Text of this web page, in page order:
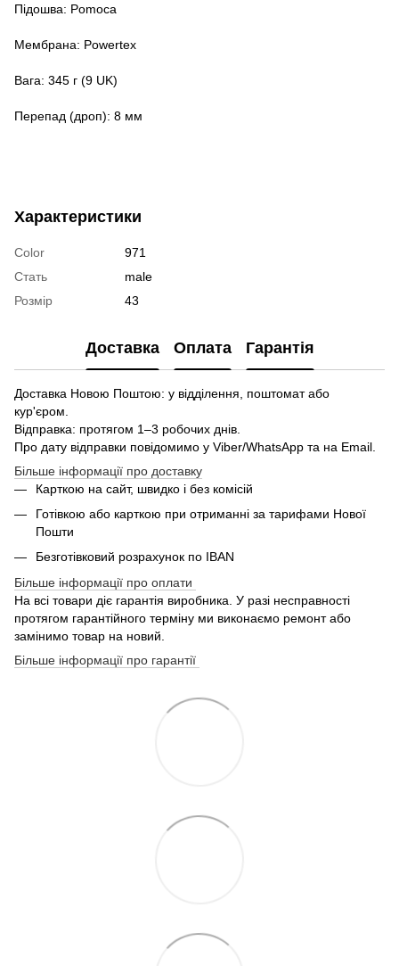
Підошва: Pomoca
Мембрана: Powertex
Вага: 345 г (9 UK)
Перепад (дроп): 8 мм
Характеристики
Color
971
Стать
male
Розмір
43
Доставка Оплата Гарантія
Доставка Новою Поштою: у відділення, поштомат або
кур'єром.
Відправка: протягом 1–3 робочих днів.
Про дату відправки повідомимо у Viber/WhatsApp та на Email.
Більше інформації про доставку
Карткою на сайт, швидко і без комісій
Готівкою або карткою при отриманні за тарифами Нової
Пошти
Безготівковий розрахунок по IBAN
Більше інформації про оплати
На всі товари діє гарантія виробника. У разі несправності
протягом гарантійного терміну ми виконаємо ремонт або
замінимо товар на новий.
Більше інформації про гарантії